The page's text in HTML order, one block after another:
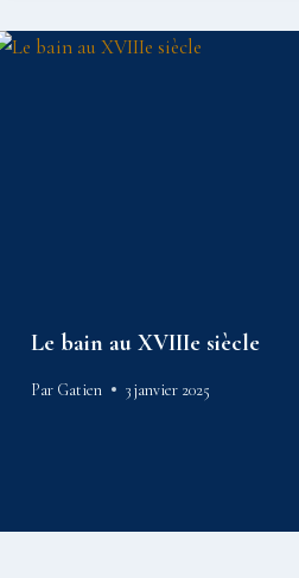
Le bain au XVIIIe siècle
Par Gatien 3 janvier 2025